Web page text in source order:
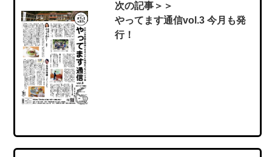
次の記事＞＞
やってます通信vol.3 今月も発
行！